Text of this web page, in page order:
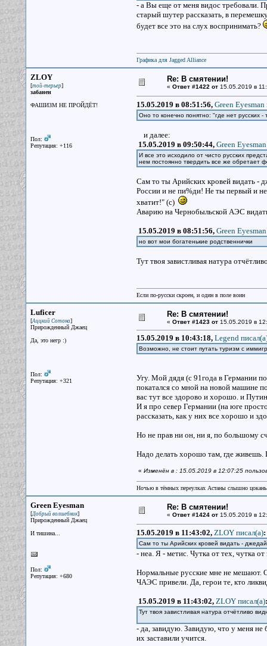
- а Вы еще от меня видос требовали.
старый шутер рассказать, в
будет все это на слух воспринимать?
Графика для Jagged Alliance
ZLOY
[той-терьер]
забанен
ФАШИЗМ НЕ ПРОЙДЁТ!
Пол:
Репутация: +116
Re: В смятении!
« Ответ #1422 от15.05.2019 в
15.05.2019 в 08:51:56, Green Eyesman
Оно то конечно понятно: "где нет русских
и далее:
15.05.2019 в 09:50:44, Green
И все это исходило от чисто русских
нем постоянно твердить все же обретает
Сам то ты Арийских кровей видать -
России и не пи%ди! Не ты первый и
хватит!" (с)
Аварию на Чернобыльской АЭС
15.05.2019 в 08:51:56, Green
но вот мои богатенькие родственнички
Тут твоя завистливая натура
Если по-русски скроен, и один в поле воин
Luficer
[Аццкий Сотона]
Прирожденный Джаец
Да, это негр :)
Пол:
Репутация: +321
Re: В смятении!
« Ответ #1423 от15.05.2019 в
15.05.2019 в 10:43:18, Legend
Возможно, не стоит путать туризм с
Угу. Мой дядя (с 91года в Германии
покатался со мной на новой машине
вас тут все здорово и хорошо. и
И я про север Германии (на юге
рассказать, как у них все хорошо и
Но не прав ни он, ни я, по большому
Надо делать хорошо там, где живешь.
« Изменён в : 15.05.2019 в 12:07:25
Ночью в тёмных переулках Астаны слышно
Green Eyesman
[Добрый волшебник]
Прирожденный Джаец
И тишина...
Пол:
Репутация: +680
Re: В смятении!
« Ответ #1424 от15.05.2019 в
15.05.2019 в 11:43:02, ZLOY писал(a):
Сам то ты Арийских кровей видать -
- неа. Я - метис. Чутка от тех, чутка
Нормальные русские мне не мешают.
ЧАЭС привели. Да, герои те, кто
15.05.2019 в 11:43:02, ZLOY писал(a):
Тут твоя завистливая натура отчётливо
- да, завидую. Завидую, что у меня не
их заставили учится.